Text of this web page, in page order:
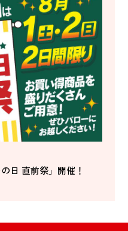
日 直前祭」開催！